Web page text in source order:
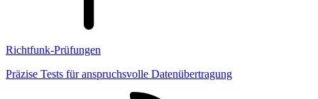
Richtfunk-Prüfungen
Präzise Tests für anspruchsvolle Datenübertragung